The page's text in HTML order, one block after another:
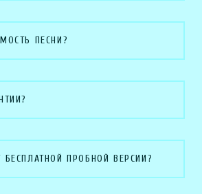
ПЕСНИ?
ПРОБНОЙ ВЕРСИИ?